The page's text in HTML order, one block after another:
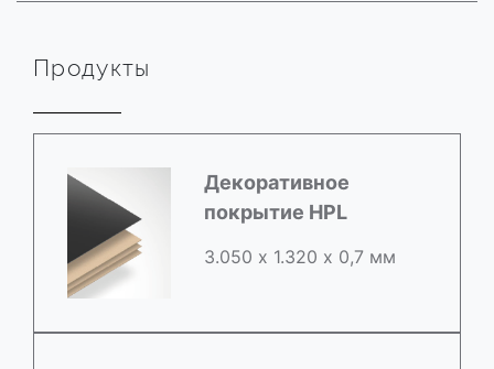
Продукты
Декоративное
покрытие HPL
3.050 х 1.320 х 0,7 мм